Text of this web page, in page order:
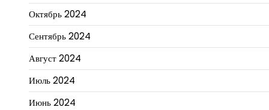
Октябрь 2024
Сентябрь 2024
Август 2024
Июль 2024
Июнь 2024